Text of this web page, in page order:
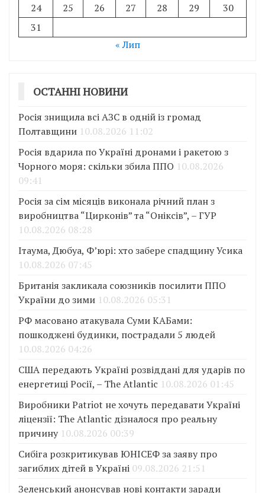
24
25 26 27 28 29
30
31
« Лип
ОСТАННІ НОВИНИ
Росія знищила всі АЗС в одній із громад
Полтавщини 10.08.2026 11:02
Росія вдарила по Україні дронами і ракетою з
Чорного моря: скільки збила ППО 10.08.2026
09:41
Росія за сім місяців виконала річний план з
виробництва “Цирконів” та “Оніксів”, – ГУР
10.08.2026 08:28
Ітаума, Дюбуа, Ф’юрі: хто забере спадщину Усика
10.08.2026 07:45
Британія закликала союзників посилити ППО
України до зими 10.08.2026 05:31
РФ масовано атакувала Суми КАБами:
пошкоджені будинки, пострадали 5 людей
10.08.2026 04:26
США передають Україні розвіддані для ударів по
енергетиці Росії, – The Atlantic 10.08.2026 01:45
Виробники Patriot не хочуть передавати Україні
ліцензії: The Atlantic дізналося про реальну
причину 10.08.2026 00:39
Сибіга розкритикував ЮНІСЕФ за заяву про
загиблих дітей в Україні 09.08.2026 21:51
Зеленський анонсував нові контакти заради